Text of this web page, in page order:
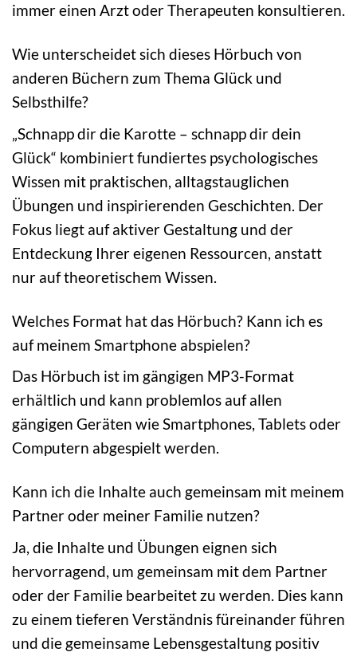
immer einen Arzt oder Therapeuten konsultieren.
Wie unterscheidet sich dieses Hörbuch von
anderen Büchern zum Thema Glück und
Selbsthilfe?
„Schnapp dir die Karotte – schnapp dir dein
Glück“ kombiniert fundiertes psychologisches
Wissen mit praktischen, alltagstauglichen
Übungen und inspirierenden Geschichten. Der
Fokus liegt auf aktiver Gestaltung und der
Entdeckung Ihrer eigenen Ressourcen, anstatt
nur auf theoretischem Wissen.
Welches Format hat das Hörbuch? Kann ich es
auf meinem Smartphone abspielen?
Das Hörbuch ist im gängigen MP3-Format
erhältlich und kann problemlos auf allen
gängigen Geräten wie Smartphones, Tablets oder
Computern abgespielt werden.
Kann ich die Inhalte auch gemeinsam mit meinem
Partner oder meiner Familie nutzen?
Ja, die Inhalte und Übungen eignen sich
hervorragend, um gemeinsam mit dem Partner
oder der Familie bearbeitet zu werden. Dies kann
zu einem tieferen Verständnis füreinander führen
und die gemeinsame Lebensgestaltung positiv